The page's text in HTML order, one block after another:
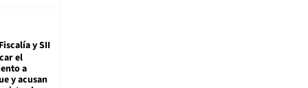
Fiscalía y SII
el
a
y acusan